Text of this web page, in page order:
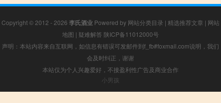
Copyright © 2012 - 2026 李氏酒业 Powered by 网站分类目录 | 精选推荐文章 | 网站
地图 | 疑难解答 陕ICP备11012000号
声明：本站内容来自互联网，如信息有错误可发邮件到f_fb#foxmail.com说明，我们
会及时纠正，谢谢
本站仅为个人兴趣爱好，不接盈利性广告及商业合作
小男孩